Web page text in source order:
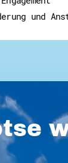
und